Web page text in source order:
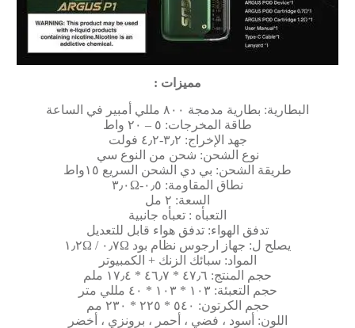
مميزات :
البطارية: بطارية مدمجة ٨٠٠ مللي أمبير في الساعة
طاقة المخرجات: ٥ – ٢٠ واط
جهد الإخراج: ٣٫٢-٤٫٢ فولت
نوع الشحن: شحن من النوع سي
طريقة الشحن: بي دي الشحن السريع ١٥واط
نطاق المقاومة: ٠٫٥-٣٫٠Ω
السعة: ٢ مل
التعبأه : تعبأه جانبية
تدفق الهواء: تدفق هواء قابل للتعديل
يصلح ل: جهاز ارجوس نظام بود ٠٫٧Ω / ١٫٢Ω
المواد: سبائك الزنك + الكمبيوتر
حجم المنتج: ٤٧٫٦ * ٤٦٫٧ * ١٧٫٤ ملم
حجم التعبئة: ١٠٣ * ١٠٣ * ٤٠ مللي متر
حجم الكرتون: ٥٤٠ * ٢٢٥ * ٢٣٠ مم
اللون: أسود ، فضي ، أحمر ، برونزي ، أخضر